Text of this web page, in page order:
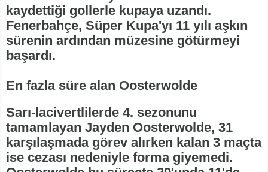
kaydettiği gollerle kupaya uzandı.
Fenerbahçe, Süper Kupa'yı 11 yılı aşkın
sürenin ardından müzesine götürmeyi
başardı.
En fazla süre alan Oosterwolde
Sarı-lacivertlilerde 4. sezonunu
tamamlayan Jayden Oosterwolde, 31
karşılaşmada görev alırken kalan 3 maçta
ise cezası nedeniyle forma giyemedi.